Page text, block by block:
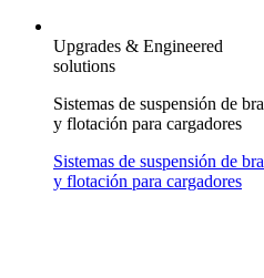
Upgrades & Engineered
solutions
Sistemas de suspensión de
y flotación para cargadores
Sistemas de suspensión de
y flotación para cargadores